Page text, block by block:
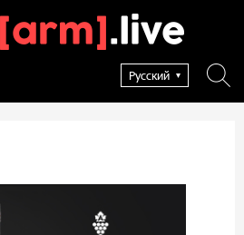
Русский